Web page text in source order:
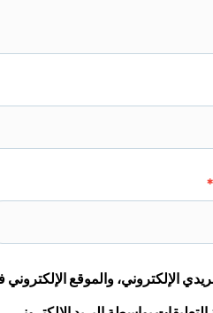
*
الإلكتروني، والموقع